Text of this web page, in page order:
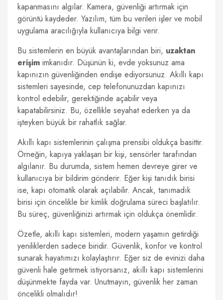
kapanmasını algılar. Kamera, güvenliği artırmak için
görüntü kaydeder. Yazılım, tüm bu verileri işler ve mobil
uygulama aracılığıyla kullanıcıya bilgi verir.
Bu sistemlerin en büyük avantajlarından biri, uzaktan
erişim imkanıdır. Düşünün ki, evde yoksunuz ama
kapınızın güvenliğinden endişe ediyorsunuz. Akıllı kapı
sistemleri sayesinde, cep telefonunuzdan kapınızı
kontrol edebilir, gerektiğinde açabilir veya
kapatabilirsiniz. Bu, özellikle seyahat ederken ya da
işteyken büyük bir rahatlık sağlar.
Akıllı kapı sistemlerinin çalışma prensibi oldukça basittir.
Örneğin, kapıya yaklaşan bir kişi, sensörler tarafından
algılanır. Bu durumda, sistem hemen devreye girer ve
kullanıcıya bir bildirim gönderir. Eğer kişi tanıdık birisi
ise, kapı otomatik olarak açılabilir. Ancak, tanımadık
birisi için öncelikle bir kimlik doğrulama süreci başlatılır.
Bu süreç, güvenliğinizi artırmak için oldukça önemlidir.
Özetle, akıllı kapı sistemleri, modern yaşamın getirdiği
yeniliklerden sadece biridir. Güvenlik, konfor ve kontrol
sunarak hayatımızı kolaylaştırır. Eğer siz de evinizi daha
güvenli hale getirmek istiyorsanız, akıllı kapı sistemlerini
düşünmekte fayda var. Unutmayın, güvenlik her zaman
öncelikli olmalıdır!